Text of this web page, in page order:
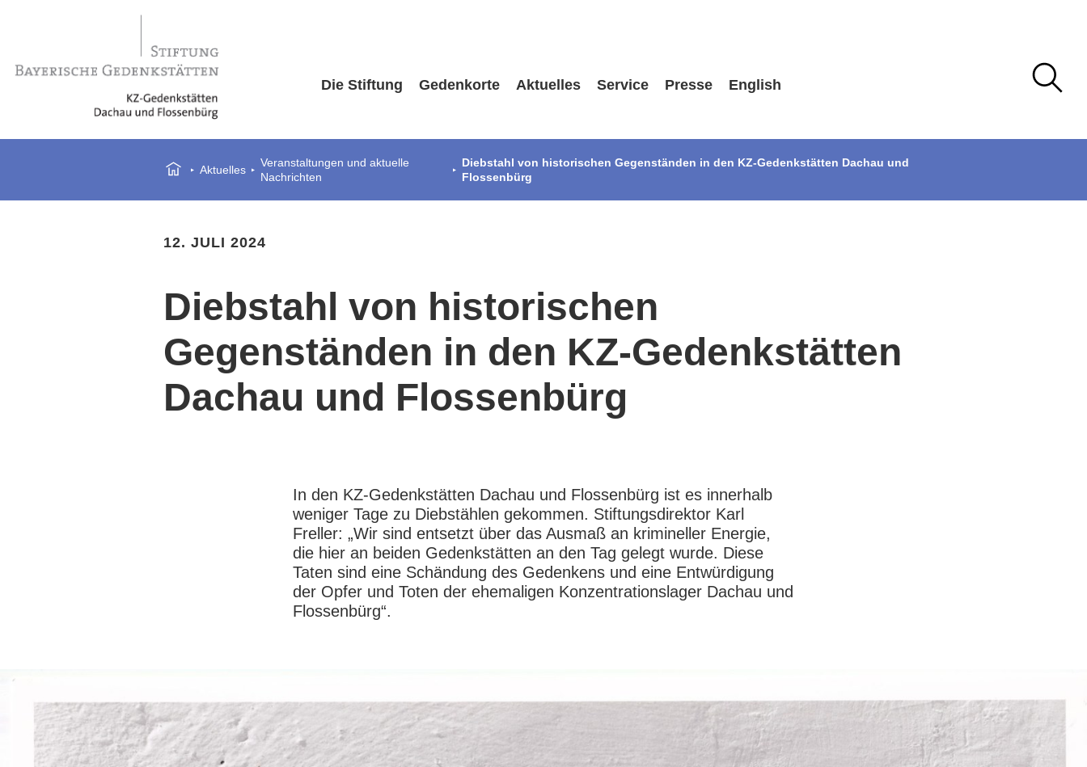
Die Stiftung Gedenkorte Aktuelles Service Presse English
Aktuelles
Veranstaltungen und aktuelle
Nachrichten
Diebstahl von historischen Gegenständen in den KZ-Gedenkstätten Dachau und
Flossenbürg
12. JULI 2024
Diebstahl von historischen
Gegenständen in den KZ-Gedenkstätten
Dachau und Flossenbürg
In den KZ-Gedenkstätten Dachau und Flossenbürg ist es innerhalb
weniger Tage zu Diebstählen gekommen. Stiftungsdirektor Karl
Freller: „Wir sind entsetzt über das Ausmaß an krimineller Energie,
die hier an beiden Gedenkstätten an den Tag gelegt wurde. Diese
Taten sind eine Schändung des Gedenkens und eine Entwürdigung
der Opfer und Toten der ehemaligen Konzentrationslager Dachau und
Flossenbürg“.